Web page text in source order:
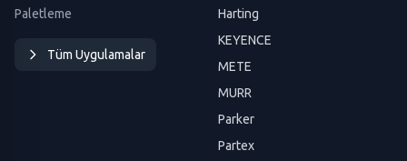
Paletleme
Tüm Uygulamalar
Harting
KEYENCE
METE
MURR
Parker
Partex